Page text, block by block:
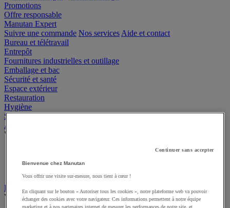
Promotions
Offre responsable
Manutan Expert
Suivre une commande
Bureau et télétravail
Entrepôt
Fournitures industrielles et outillage
Emballage et bac
Sécurité et santé
Espace extérieur
Restauration
Hygiène
Sports et loisirs
Abri urbain
Abri deux roues et multi-usages
Abri polyvalent toile
Drapeau
Voir toute la catégorie
Continuer sans accepter
Bienvenue chez Manutan
Vous offrir une visite sur-mesure, nous tient à cœur !
En cliquant sur le bouton « Autoriser tous les cookies », notre plateforme web va pouvoir
échanger des cookies avec votre navigateur. Ces informations permettent à notre équipe